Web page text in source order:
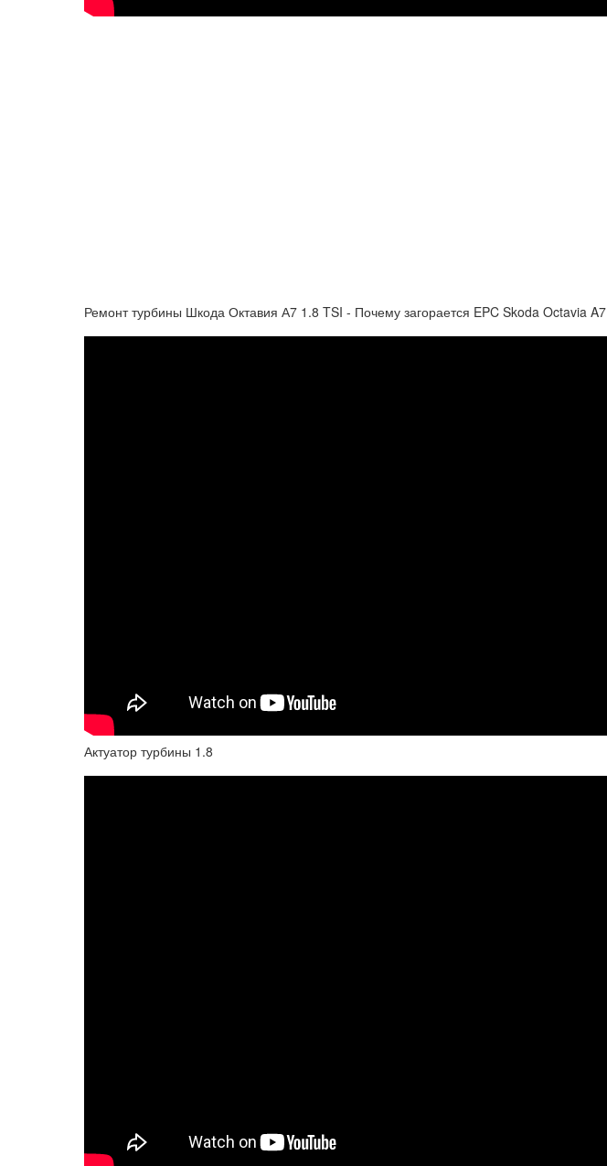
Ремонт турбины Шкода Октавия А7 1.8 TSI - Почему загорается EPC Skoda Octavia A7
Актуатор турбины 1.8